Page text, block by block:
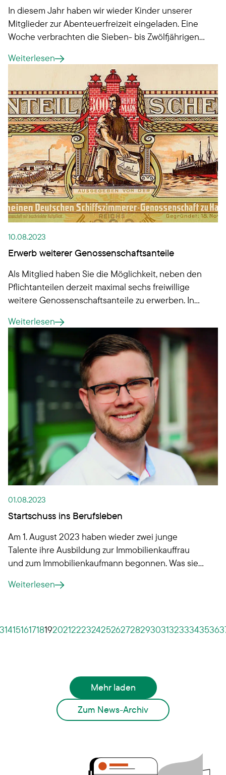
In diesem Jahr haben wir wieder Kinder unserer
Mitglieder zur Abenteuerfreizeit eingeladen. Eine
Woche verbrachten die Sieben- bis Zwölfjährigen
Weiterlesen
10.08.2023
Erwerb weiterer Genossenschaftsanteile
Als Mitglied haben Sie die Möglichkeit, neben den
Pflichtanteilen derzeit maximal sechs freiwillige
weitere Genossenschaftsanteile zu erwerben. In
bleiben bestehen und sind von der Begrenzung
nicht betroffen.
Weiterlesen
01.08.2023
Startschuss ins Berufsleben
Am 1. August 2023 haben wieder zwei junge
Talente ihre Ausbildung zur Immobilienkauffrau
und zum Immobilienkaufmann begonnen. Was sie
Weiterlesen
1415161718192021222324252627282930313233343536
Mehr laden
Zum News-Archiv